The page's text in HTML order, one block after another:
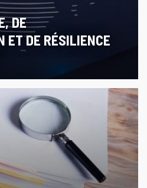
DE
ET DE RÉSILIENCE